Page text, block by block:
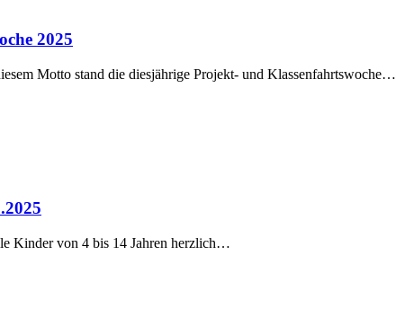
2025
Motto stand die diesjährige Projekt- und Klassenfahrtswoche…
Kinder von 4 bis 14 Jahren herzlich…